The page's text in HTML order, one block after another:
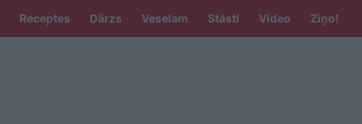
Receptes Dārzs Veselam Stāsti Video Ziņo!